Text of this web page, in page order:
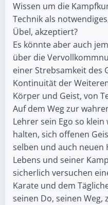
Wissen um die
Technik als
Übel, akzeptiert?
Es könnte aber auch
über die
einer Strebsamkeit des
Kontinuität der
Körper und Geist, von
Auf dem Weg zur
Lehrer sein Ego so
halten, sich offenen
selben und auch
Lebens und seiner
sicherlich versuchen
Karate und dem
seinen Do, seinen Weg,